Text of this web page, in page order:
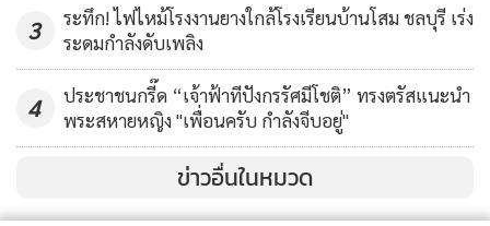
ข้อความระบุว่า "ขณะนี้มีผู้ดำเนินการและจัดหา Emergency
foil space blankets เพียงพอแล้ว ขอบคุณทุกท่านที่ติดต่อแสดง
ความจำนงช่วยเหลือเข้ามาอย่างรวดเร็วครับ"
วันนี้ (1 ก.ค.) เมื่อเวลา 16.50 น. นายณรงค์ศักดิ์ โอสถธนากร ผู้
ว่าราชการจังหวัดเชียงราย , พล.ต.สุภโชค ธวัชพีระชัย รองแม่ทัพ
3
ระทึก! ไฟไหม้โรงงานยางใกล้โรงเรียนบ้านโสม ชลบุรี เร่ง
ระดมกำลังดับเพลิง
4
ประชาชนกรี๊ด “เจ้าฟ้าทีปังกรรัศมีโชติ” ทรงตรัสแนะนำ
พระสหายหญิง "เพื่อนครับ กำลังจีบอยู่"
ข่าวอื่นในหมวด